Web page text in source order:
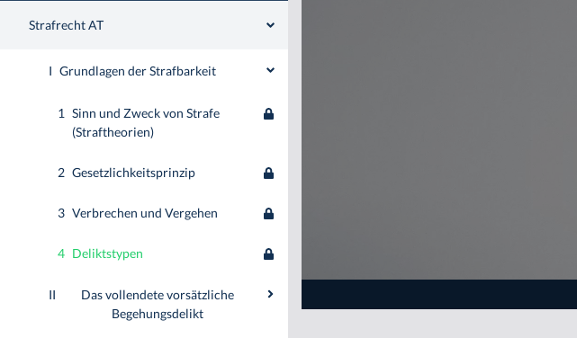
Strafrecht AT
I Grundlagen der Strafbarkeit
1 Sinn und Zweck von Strafe
(Straftheorien)
2 Gesetzlichkeitsprinzip
3 Verbrechen und Vergehen
4 Deliktstypen
II
Das vollendete vorsätzliche
Begehungsdelikt